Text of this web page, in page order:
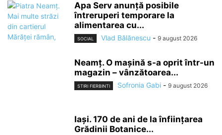
Apa Serv anunță posibile
întreruperi temporare la
alimentarea cu...
SOCIAL Vlad Bălănescu - 9 august 2026
Neamț. O mașină s-a oprit într-un
magazin – vânzătoarea...
STIRI FIERBINTI Sofronia Gabi - 9 august 2026
Iași. 170 de ani de la înființarea
Grădinii Botanice...